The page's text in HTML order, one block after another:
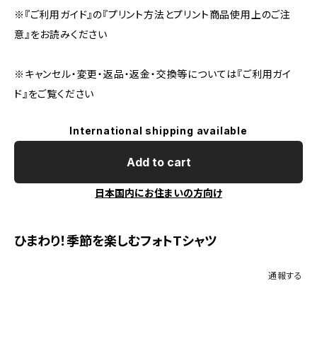
※『ご利用ガイド』の『プリント方法とプリント商品使用上のご注
意』をお読みください
※キャンセル・変更・返品・返金・交換等については『ご利用ガイ
ド』をご覧ください
International shipping available
Add to cart
日本国内にお住まいの方向け
ひまわり！季節を楽しむフォトTシャツ
通報する